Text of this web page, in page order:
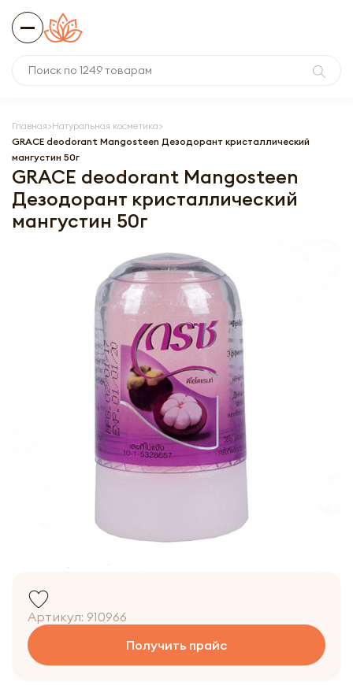
Главная Натуральная косметика
GRACE deodorant Mangosteen Дезодорант кристаллический
мангустин 50г
GRACE deodorant Mangosteen
Дезодорант кристаллический
мангустин 50г
Артикул: 910966
Получить прайс